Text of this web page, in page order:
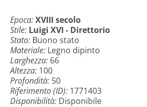
Epoca:XVIII secolo
Stile: Luigi XVI - Direttorio
Stato: Buono stato
Materiale: Legno dipinto
Larghezza: 66
Altezza: 100
Profondità: 50
Riferimento (ID): 1771403
Disponibilità: Disponibile